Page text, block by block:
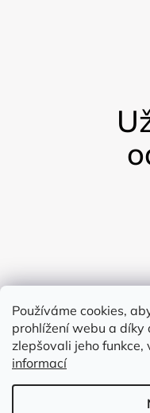
Používáme cookies,
prohlížení webu a díky
zlepšovali jeho funkce,
informací